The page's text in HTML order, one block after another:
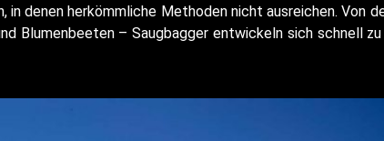
denen herkömmliche Methoden nicht ausreichen. Von
Blumenbeeten – Saugbagger entwickeln sich schnell